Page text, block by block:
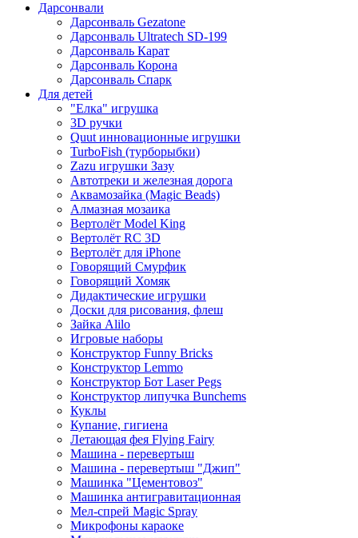
Дарсонвали
Дарсонваль Gezatone
Дарсонваль Ultratech SD-199
Дарсонваль Карат
Дарсонваль Корона
Дарсонваль Спарк
Для детей
"Елка" игрушка
3D ручки
Quut инновационные игрушки
TurboFish (турборыбки)
Zazu игрушки Зазу
Автотреки и железная дорога
Аквамозайка (Magic Beads)
Алмазная мозаика
Вертолёт Model King
Вертолёт RC 3D
Вертолёт для iPhone
Говорящий Смурфик
Говорящий Хомяк
Дидактические игрушки
Доски для рисования, флеш
Зайка Alilo
Игровые наборы
Конструктор Funny Bricks
Конструктор Lemmo
Конструктор Бот Laser Pegs
Конструктор липучка Bunchems
Куклы
Купание, гигиена
Летающая фея Flying Fairy
Машина - перевертыш
Машина - перевертыш "Джип"
Машинка "Цементовоз"
Машинка антигравитационная
Мел-спрей Magic Spray
Микрофоны караоке